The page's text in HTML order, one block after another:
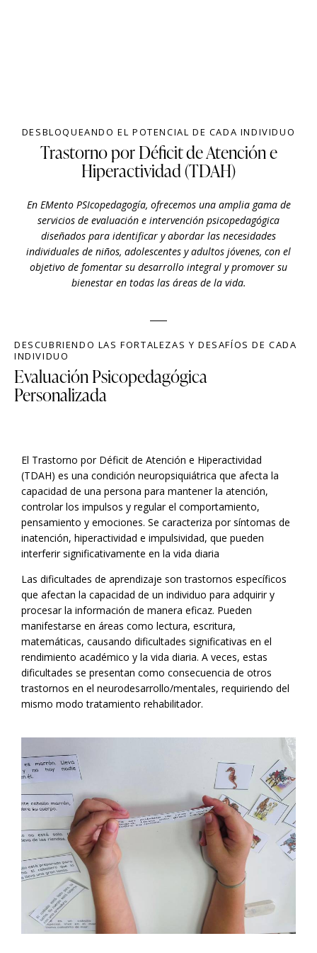
DESBLOQUEANDO EL POTENCIAL DE CADA INDIVIDUO
Trastorno por Déficit de Atención e
Hiperactividad (TDAH)
En EMento PSIcopedagogía, ofrecemos una amplia gama de
servicios de evaluación e intervención psicopedagógica
diseñados para identificar y abordar las necesidades
individuales de niños, adolescentes y adultos jóvenes, con el
objetivo de fomentar su desarrollo integral y promover su
bienestar en todas las áreas de la vida.
DESCUBRIENDO LAS FORTALEZAS Y DESAFÍOS DE CADA
INDIVIDUO
Evaluación Psicopedagógica
Personalizada
El Trastorno por Déficit de Atención e Hiperactividad
(TDAH) es una condición neuropsiquiátrica que afecta la
capacidad de una persona para mantener la atención,
controlar los impulsos y regular el comportamiento,
pensamiento y emociones. Se caracteriza por síntomas de
inatención, hiperactividad e impulsividad, que pueden
interferir significativamente en la vida diaria
Las dificultades de aprendizaje son trastornos específicos
que afectan la capacidad de un individuo para adquirir y
procesar la información de manera eficaz. Pueden
manifestarse en áreas como lectura, escritura,
matemáticas, causando dificultades significativas en el
rendimiento académico y la vida diaria. A veces, estas
dificultades se presentan como consecuencia de otros
trastornos en el neurodesarrollo/mentales, requiriendo del
mismo modo tratamiento rehabilitador.